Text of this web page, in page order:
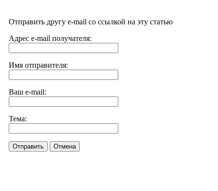
Отправить другу e-mail со ссылкой на эту статью
Адрес e-mail получателя:
Имя отправителя:
Ваш e-mail:
Тема:
Отправить Отмена